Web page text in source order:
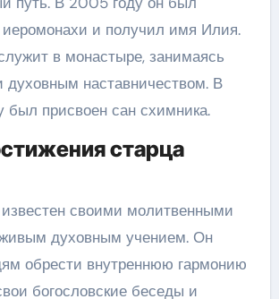
иеромонахи и получил имя Илия.
в монастыре, занимаясь
духовным наставничеством. В
был присвоен сан схимника.
старца
своими молитвенными
духовным учением. Он
обрести внутреннюю гармонию
богословские беседы и